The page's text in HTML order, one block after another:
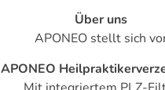
Über uns
APONEO stellt sich
APONEO